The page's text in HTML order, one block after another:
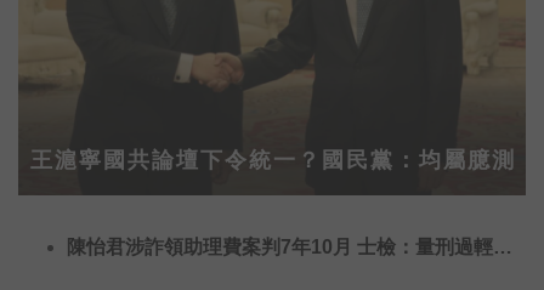
王滬寧國共論壇下令統一？國民黨：均屬臆測
陳怡君涉詐領助理費案判7年10月 士檢：量刑過輕已
以有更多的証據指引治療，減少不必要的
治療副作用。